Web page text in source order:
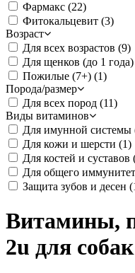
Фармакс (22)
Фитокальцевит (3)
Возраст
Для всех возрастов (9)
Для щенков (до 1
Пожилые (7+) (1)
Порода/размер
Для всех пород (11)
Виды витаминов
Для имунной системы
Для кожи и шерсти (1)
Для костей и суставов
Для общего
Защита зубов и десен
Витамины,
2u для